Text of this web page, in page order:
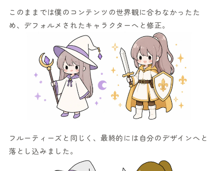
このままでは僕のコンテンツの世界観に合わなかったた
め、デフォルメされたキャラクターへと修正。
フルーティーズと同じく、最終的には自分のデザインへと
落とし込みました。